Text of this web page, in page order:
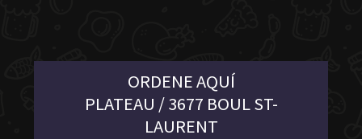
ORDENE AQUÍ
PLATEAU / 3677 BOUL ST-
LAURENT